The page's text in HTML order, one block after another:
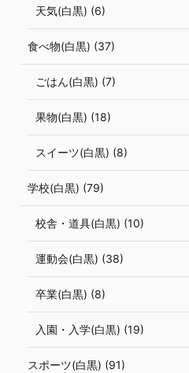
天気(白黒) (6)
食べ物(白黒) (37)
ごはん(白黒) (7)
果物(白黒) (18)
スイーツ(白黒) (8)
学校(白黒) (79)
校舎・道具(白黒) (10)
運動会(白黒) (38)
卒業(白黒) (8)
入園・入学(白黒) (19)
スポーツ(白黒) (91)